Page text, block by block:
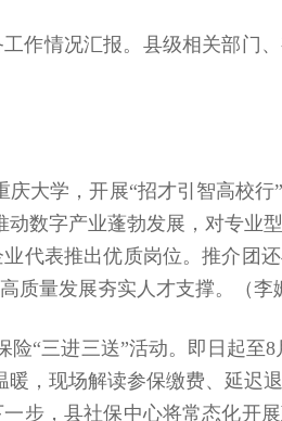
作情况汇报。县级相关部门
大学，开展“招才引智高校
数字产业蓬勃发展，对专业
代表推出优质岗位。推介团
质量发展夯实人才支撑。（李
“三进三送”活动。即日起至
，现场解读参保缴费、延迟
步，县社保中心将常态化开